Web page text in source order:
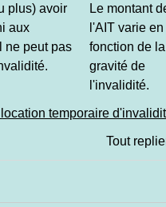
plus) avoir
aux
ne peut pas
Le montant
l'AIT varie en
fonction de la
gravité de
l'invalidité.
temporaire
Tout